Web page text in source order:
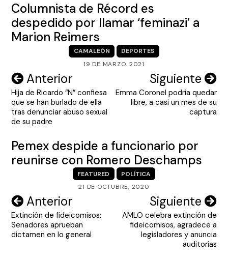
Columnista de Récord es
despedido por llamar ‘feminazi’ a
Marion Reimers
CAMALEÓN
DEPORTES
19 DE MARZO, 2021
Navegación
de
entradas
Anterior
Hija de Ricardo “N” confiesa
que se han burlado de ella
tras denunciar abuso sexual
de su padre
Siguiente
Emma Coronel podría quedar
libre, a casi un mes de su
captura
Pemex despide a funcionario por
reunirse con Romero Deschamps
FEATURED
POLÍTICA
21 DE OCTUBRE, 2020
Navegación
de
entradas
Anterior
Extinción de fideicomisos:
Senadores aprueban
dictamen en lo general
Siguiente
AMLO celebra extinción de
fideicomisos, agradece a
legisladores y anuncia
auditorías